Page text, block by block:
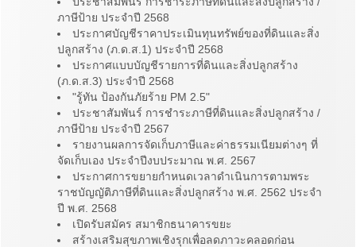
ภาษีป้าย ประจำปี 2568
ประกาศบัญชีราคาประเมินทุนทรัพย์ของที่ดินและสิ่ง
ปลูกสร้าง (ภ.ด.ส.1) ประจำปี 2568
ประกาศแบบบัญชีรายการที่ดินและสิ่งปลูกสร้าง
(ภ.ด.ส.3) ประจำปี 2568
"รู้ทัน ป้องกันภัยร้าย PM 2.5"
ประชาสัมพันร์ การชำระภาษีที่ดินและสิ่งปลูกสร้าง /
ภาษีป้าย ประจำปี 2567
รายงานผลการจัดเก็บภาษีและค่าธรรมเนียมต่างๆ ที่
จัดเก็บเอง ประจำปีงบประมาณ พ.ศ. 2567
ประกาศการขยายกำหนดเวลาดำเนินการตามพระ
ราชบัญญัติภาษีที่ดินและสิ่งปลูกสร้าง พ.ศ. 2562 ประจำ
ปี พ.ศ. 2568
เปิดรับสมัคร สมาชิกธนาคารขยะ
สร้างเสริมสุขภาพเชิงรุกเพื่อลดภาวะคลอดก่อน